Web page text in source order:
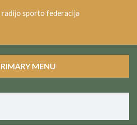
radijo sporto federacija
MENU